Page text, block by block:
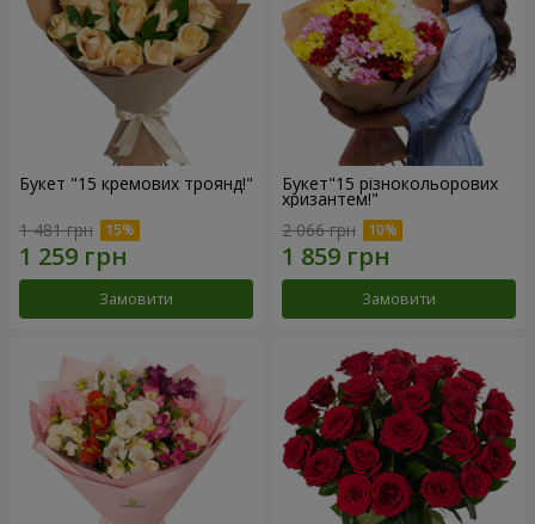
Букет "15 кремових троянд!"
1 481 грн
Замовити
Букет"15 різнокольорових
хризантем!"
2 066 грн
Замовити